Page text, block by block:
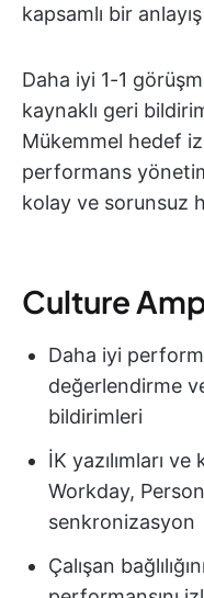
kapsamlı bir
Daha iyi 1-1
kaynaklı geri
Mükemmel hedef
performans
kolay ve sorunsuz
Culture
Daha iyi
değerlendirme
bildirimleri
İK yazılımları
Workday,
senkronizasyon
Çalışan